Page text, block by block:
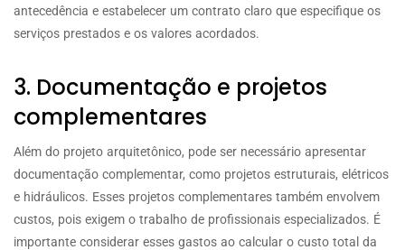
antecedência e estabelecer um contrato claro que especifique os
serviços prestados e os valores acordados.
3. Documentação e projetos
complementares
Além do projeto arquitetônico, pode ser necessário apresentar
documentação complementar, como projetos estruturais, elétricos
e hidráulicos. Esses projetos complementares também envolvem
custos, pois exigem o trabalho de profissionais especializados. É
importante considerar esses gastos ao calcular o custo total da